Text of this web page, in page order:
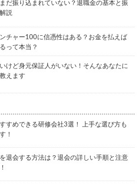
だ振り込まれていない？退職金の基本と振
説
チャー100に信憑性はある？お金を払えば
って本当？
けど身元保証人がいない！そんなあなたに
えます
すめできる研修会社3選！ 上手な選び方も
！
退会する方法は？退会の詳しい手順と注意